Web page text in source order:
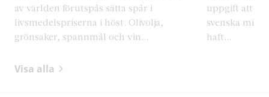
av världen förutspås sätta spår i
livsmedelspriserna i höst. Olivolja,
grönsaker, spannmål och vin...
uppgift att ha
svenska
haft...
Visa alla